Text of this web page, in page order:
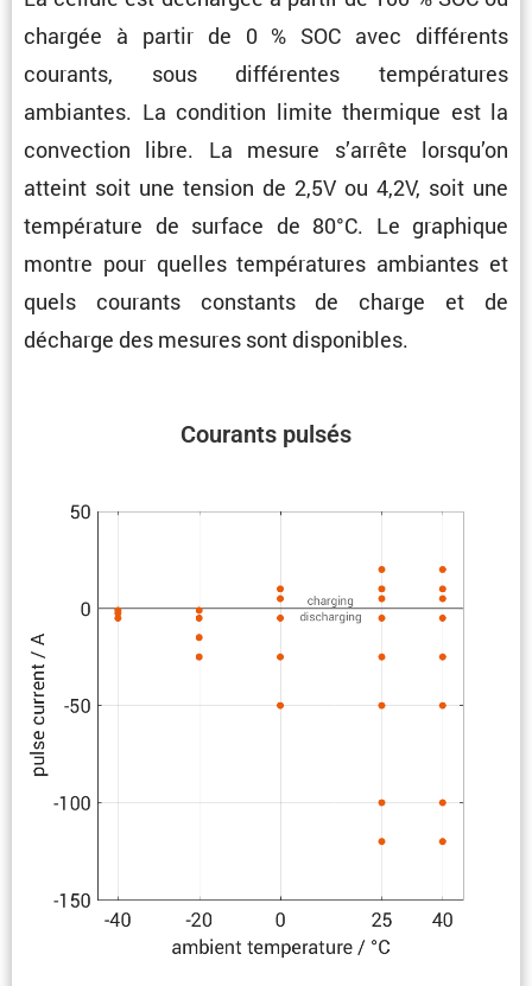
chargée à partir de 0 % SOC avec diffé­rents
courants, sous diffé­rentes tempé­ra­tures
ambiantes. La condi­tion limite thermique est la
convec­tion libre. La mesure s’arrête lorsqu’on
atteint soit une tension de 2,5V ou 4,2V, soit une
tempé­ra­ture de surface de 80°C. Le graphique
montre pour quelles tempé­ra­tures ambiantes et
quels courants constants de charge et de
décharge des mesures sont disponibles.
Courants pulsés